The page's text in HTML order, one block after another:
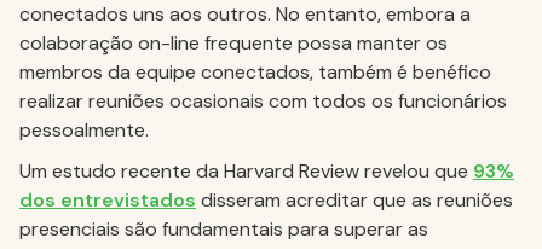
conectados uns aos outros. No entanto, embora a
colaboração on-line frequente possa manter os
membros da equipe conectados, também é benéfico
realizar reuniões ocasionais com todos os funcionários
pessoalmente.
Um estudo recente da Harvard Review revelou que 93%
dos entrevistados disseram acreditar que as reuniões
presenciais são fundamentais para superar as